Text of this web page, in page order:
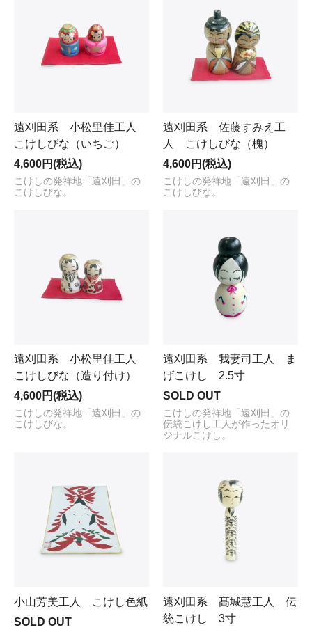
遠刈田系 小松里佳工人
こけしびな（いちご）
4,600円(税込)
こけしの発祥地「遠刈田」の
こけしびな。
遠刈田系 佐藤すみえ工
人 こけしびな（槐）
4,600円(税込)
こけしの発祥地「遠刈田」の
こけしびな。
遠刈田系 小松里佳工人
こけしびな（造り付け）
4,600円(税込)
こけしの発祥地「遠刈田」の
こけしびな。
遠刈田系 我妻司工人 ま
げこけし 2.5寸
SOLD OUT
こけしの発祥地「遠刈田」の
伝統こけし工人が作ったオリ
ジナルこけし。
小山芳美工人 こけし色紙
SOLD OUT
遠刈田系 髙城慧工人 伝
統こけし 3寸